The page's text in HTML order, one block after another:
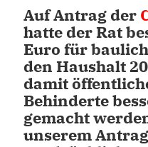
Auf Antrag der
hatte der Rat
Euro für
den Haushalt
damit
Behinderte
gemacht
unserem